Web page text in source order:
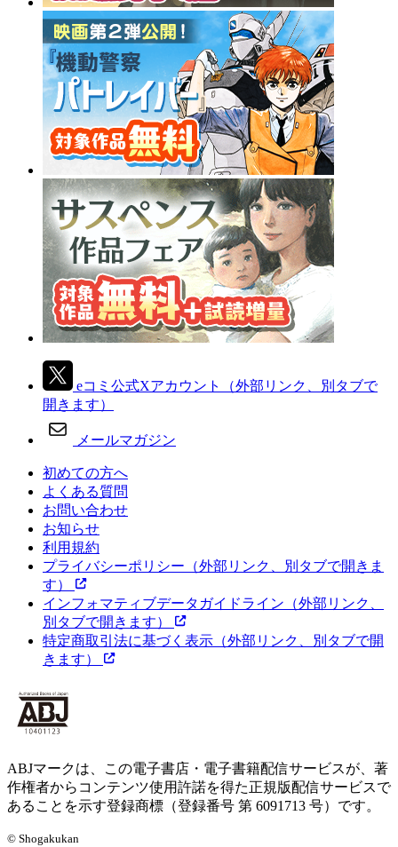
eコミ公式Xアカウント
（外部リンク、別タブで
開きます）
メールマガジン
初めての方へ
よくある質問
お問い合わせ
お知らせ
利用規約
プライバシーポリシー （外部リンク、別タブで開きま
す）
インフォマティブデータガイドライン （外部リンク、
別タブで開きます）
特定商取引法に基づく表示 （外部リンク、別タブで開
きます）
ABJマークは、この電子書店・電子書籍配信サービスが、著
作権者からコンテンツ使用許諾を得た正規版配信サービスで
あることを示す登録商標（登録番号 第 6091713 号）です。
© Shogakukan